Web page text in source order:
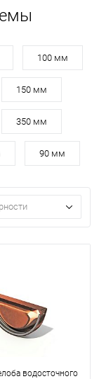
100 мм
150 мм
350 мм
90 мм
водосточного